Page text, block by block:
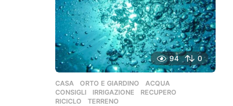
o
94 0
CASA ,ORTO E GIARDINO ACQUA
CONSIGLI
,IRRIGAZIONE ,RECUPERO
RICICLO
,TERRENO